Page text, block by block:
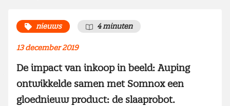
nieuws 4 minuten
13 december 2019
De impact van inkoop in beeld: Auping
ontwikkelde samen met Somnox een
gloednieuw product: de slaaprobot.